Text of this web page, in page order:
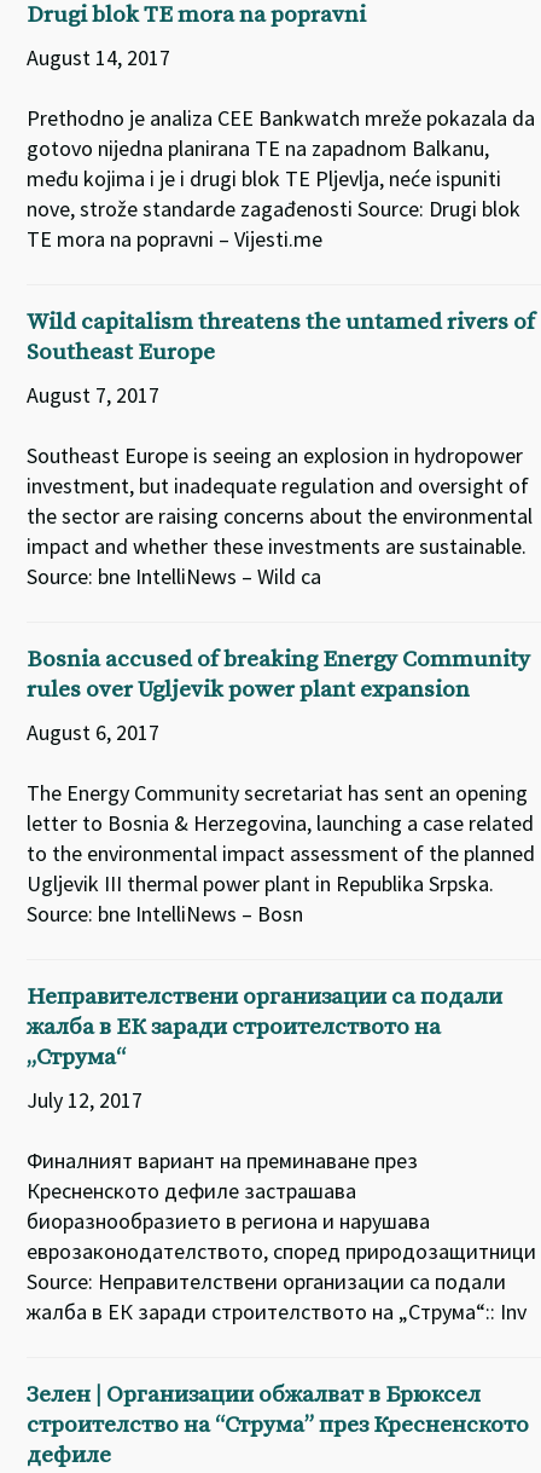
Drugi blok TE mora na popravni
August 14, 2017
Prethodno je analiza CEE Bankwatch mreže pokazala da
gotovo nijedna planirana TE na zapadnom Balkanu,
među kojima i je i drugi blok TE Pljevlja, neće ispuniti
nove, strože standarde zagađenosti Source: Drugi blok
TE mora na popravni – Vijesti.me
Wild capitalism threatens the untamed rivers of
Southeast Europe
August 7, 2017
Southeast Europe is seeing an explosion in hydropower
investment, but inadequate regulation and oversight of
the sector are raising concerns about the environmental
impact and whether these investments are sustainable.
Source: bne IntelliNews – Wild ca
Bosnia accused of breaking Energy Community
rules over Ugljevik power plant expansion
August 6, 2017
The Energy Community secretariat has sent an opening
letter to Bosnia & Herzegovina, launching a case related
to the environmental impact assessment of the planned
Ugljevik III thermal power plant in Republika Srpska.
Source: bne IntelliNews – Bosn
Неправителствени организации са подали
жалба в ЕК заради строителството на
„Струма“
July 12, 2017
Финалният вариант на преминаване през
Кресненското дефиле застрашава
биоразнообразието в региона и нарушава
еврозаконодателството, според природозащитници
Source: Неправителствени организации са подали
жалба в ЕК заради строителството на „Струма“:: Inv
Зелен | Организации обжалват в Брюксел
строителство на “Струма” през Кресненското
дефиле